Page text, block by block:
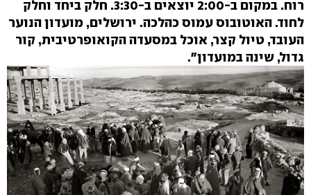
רוח. במקום ב-2:00 יוצאים ב-3:30. חלק ביחד וחלק
לחוד. האוטובוס עמוס כהלכה. ירושלים, מועדון הנוער
העובד, טיול קצר, אוכל במסעדה הקואופרטיבית, קור
גדול, שינה במועדון".